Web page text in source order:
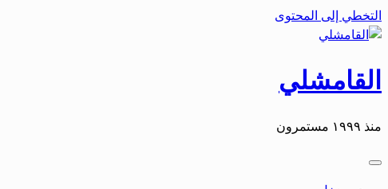
التخطي إلى المحتوى
القامشلي
منذ ١٩٩٩ مستمرون